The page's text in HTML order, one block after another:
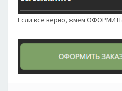
Если все верно, жмём